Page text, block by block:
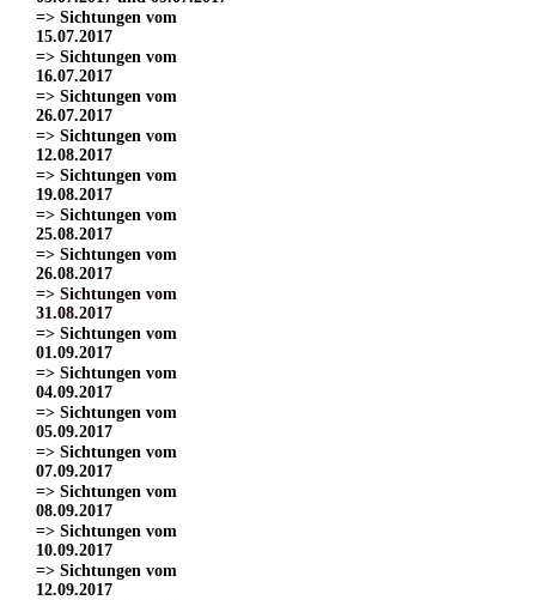
=> Sichtungen vom
15.07.2017
=> Sichtungen vom
16.07.2017
=> Sichtungen vom
26.07.2017
=> Sichtungen vom
12.08.2017
=> Sichtungen vom
19.08.2017
=> Sichtungen vom
25.08.2017
=> Sichtungen vom
26.08.2017
=> Sichtungen vom
31.08.2017
=> Sichtungen vom
01.09.2017
=> Sichtungen vom
04.09.2017
=> Sichtungen vom
05.09.2017
=> Sichtungen vom
07.09.2017
=> Sichtungen vom
08.09.2017
=> Sichtungen vom
10.09.2017
=> Sichtungen vom
12.09.2017